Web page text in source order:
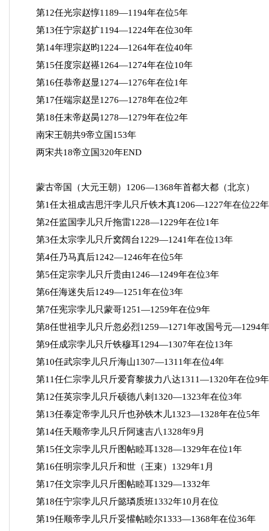
第12任光宗赵惇1189—1194年在位5年
第13任宁宗赵扩1194—1224年在位30年
第14年理宗赵昀1224—1264年在位40年
第15任度宗赵禥1264—1274年在位10年
第16任恭帝赵显1274—1276年在位1年
第17任端宗赵昰1276—1278年在位2年
第18任末帝赵昺1278—1279年在位2年
南宋王朝共9帝立国153年
两宋共18帝立国320年END
蒙古帝国（大元王朝）1206—1368年首都大都（北京）
第1任太祖成吉思汗孛儿只斤铁木真1206—1227年在位22年
第2任监国孛儿只斤拖雷1228—1229年在位1年
第3任太宗孛儿只斤窝阔台1229—1241年在位13年
第4任乃马真后1242—1246年在位5年
第5任定宗孛儿只斤贵由1246—1249年在位3年
第6任海迷失后1249—1251年在位3年
第7任宪宗孛儿只蒙哥1251—1259年在位9年
第8任世祖孛儿只斤忽必烈1259—1271年改国号元—1294年
第9任成宗孛儿只斤铁穆耳1294—1307年在位13年
第10任武宗孛儿只斤海山1307—1311年在位4年
第11任仁宗孛儿只斤爱育黎拔力八达1311—1320年在位9年
第12任英宗孛儿只斤硕德八剌1320—1323年在位3年
第13任泰定帝孛儿只斤也孙铁木儿1323—1328年在位5年
第14任天顺帝孛儿只斤阿速吉八1328年9月
第15任文宗孛儿只斤图帖睦耳1328—1329年在位1年
第16任明宗孛儿只斤和世（王束）1329年1月
第17任文宗孛儿只斤图帖睦耳1329—1332年
第18任宁宗孛儿只斤懿璘质班1332年10月在位
第19任顺帝孛儿只斤妥懽帖睦尔1333—1368年在位36年